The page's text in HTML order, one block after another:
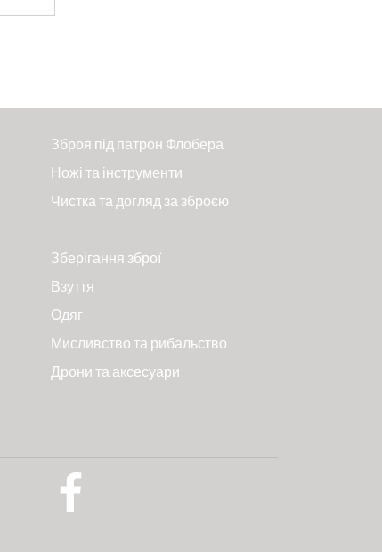
Зброя під патрон Флобера
Ножі та інструменти
Чистка та догляд за зброєю
Зберігання зброї
Взуття
Одяг
Мисливство та рибальство
Дрони та аксесуари